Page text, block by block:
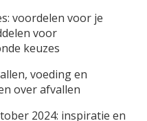
voordelen voor je
voor
keuzes
voeding en
over afvallen
2024: inspiratie en